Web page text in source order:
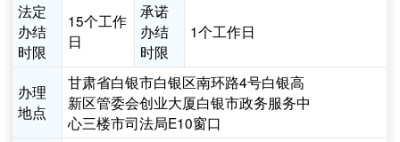
法定
办结
时限
15个工作
日
承诺
办结
时限
1个工作日
办理
地点
甘肃省白银市白银区南环路4号白银高
新区管委会创业大厦白银市政务服务中
心三楼市司法局E10窗口